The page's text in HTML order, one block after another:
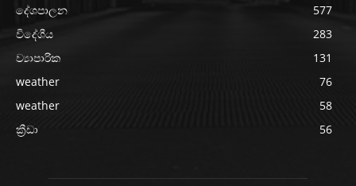
දේශපාලන
577
විදේශීය
283
ව්‍යාපාරික
131
weather
76
weather
58
ක්‍රීඩා
56